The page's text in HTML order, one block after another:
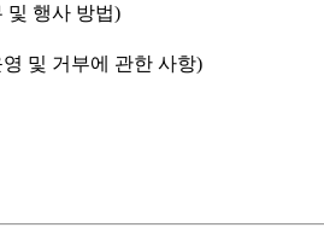
및 행사 방법)
및 거부에 관한 사항)